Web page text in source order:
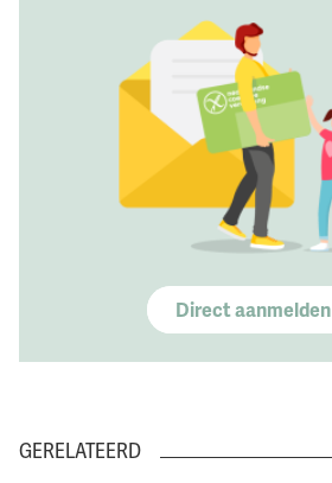
Direct aanmelden
GERELATEERD